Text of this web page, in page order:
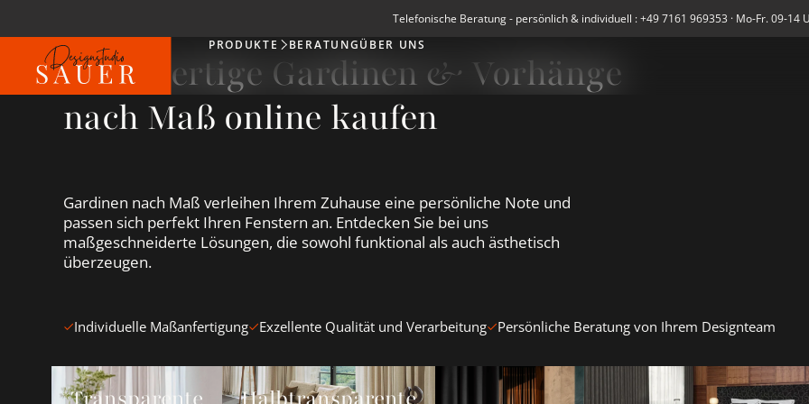
Telefonische Beratung - persönlich & individuell : +49 7161 969353 · Mo-Fr. 09-14
Produkte
PRODUKTE BERATUNGÜBER UNS
Hochwertige Gardinen & Vorhänge
nach Maß online kaufen
Gardinen nach Maß verleihen Ihrem Zuhause eine persönliche Note und
passen sich perfekt Ihren Fenstern an. Entdecken Sie bei uns
maßgeschneiderte Lösungen, die sowohl funktional als auch ästhetisch
überzeugen.
Individuelle Maßanfertigung Exzellente Qualität und Verarbeitung Persönliche Beratung von Ihrem Designteam
Transparente Gardinen &amp; Vorhänge ansehenHalbtransparente Gardinen &amp; Vorhänge ansehen
Blickdichte Vorhänge ansehenVerdunkelungsvorhänge